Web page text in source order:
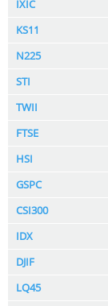
IXIC
KS11
N225
STI
TWII
FTSE
HSI
GSPC
CSI300
IDX
DJIF
LQ45